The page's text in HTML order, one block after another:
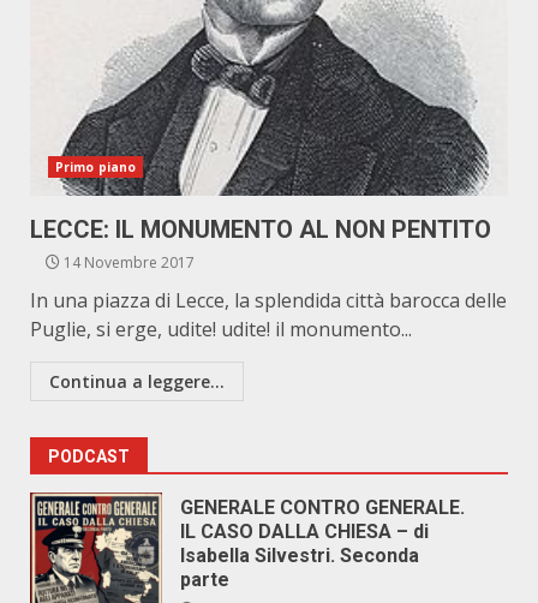
Primo piano
LECCE: IL MONUMENTO AL NON PENTITO
14 Novembre 2017
In una piazza di Lecce, la splendida città barocca delle
Puglie, si erge, udite! udite! il monumento...
Continua a leggere...
PODCAST
GENERALE CONTRO GENERALE.
IL CASO DALLA CHIESA – di
Isabella Silvestri. Seconda
parte